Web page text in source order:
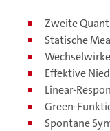
Zweite
Statische
Effektive
Linear-
Green-
Spontane